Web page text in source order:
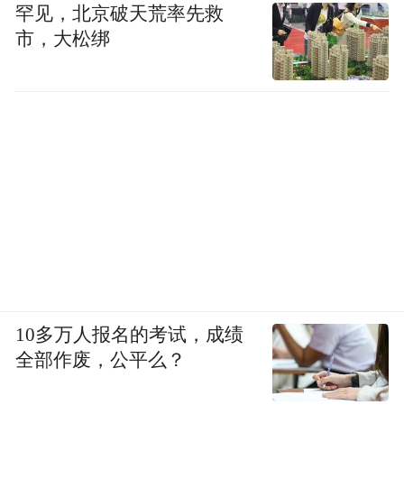
罕见，北京破天荒率先救
市，大松绑
10多万人报名的考试，成绩
全部作废，公平么？